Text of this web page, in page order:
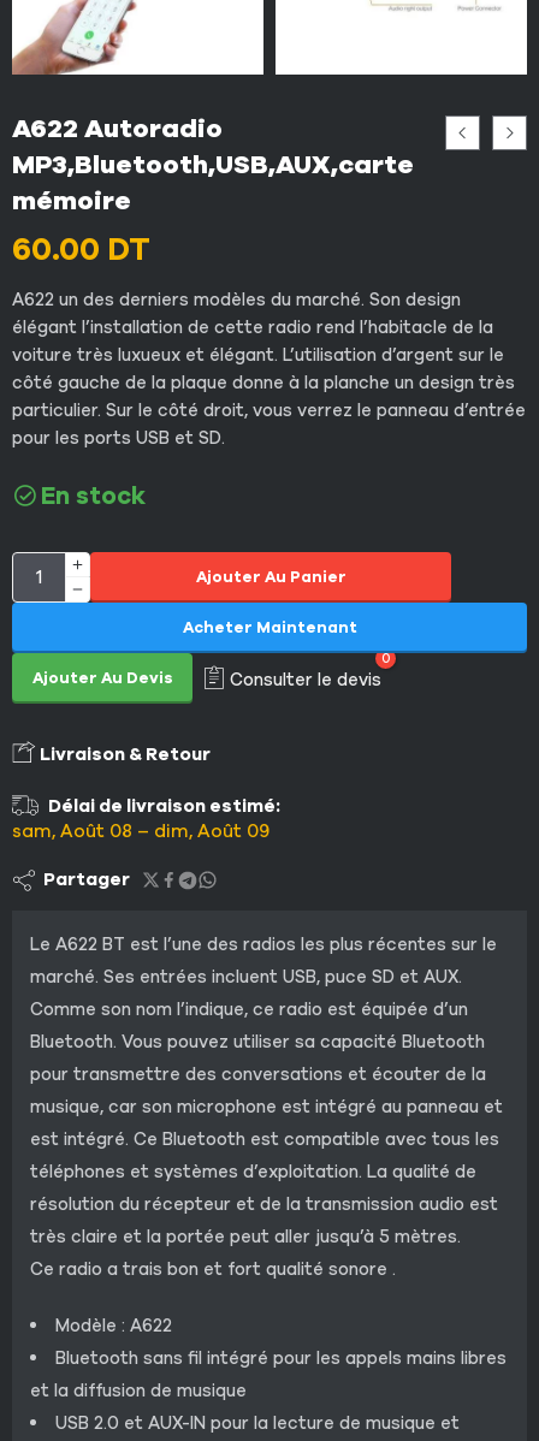
A622 Autoradio
MP3,Bluetooth,USB,AUX,carte
mémoire
60.00 DT
A622 un des derniers modèles du marché. Son design
élégant l’installation de cette radio rend l’habitacle de la
voiture très luxueux et élégant. L’utilisation d’argent sur le
côté gauche de la plaque donne à la planche un design très
particulier. Sur le côté droit, vous verrez le panneau d’entrée
pour les ports USB et SD.
En stock
Ajouter Au Panier
Ajouter Au Devis Consulter le devis
0
Acheter Maintenant
Livraison & Retour
Délai de livraison estimé:
sam, Août 08 – dim, Août 09
Partager
Le A622 BT est l’une des radios les plus récentes sur le
marché. Ses entrées incluent USB, puce SD et AUX.
Comme son nom l’indique, ce radio est équipée d’un
Bluetooth. Vous pouvez utiliser sa capacité Bluetooth
pour transmettre des conversations et écouter de la
musique, car son microphone est intégré au panneau et
est intégré. Ce Bluetooth est compatible avec tous les
téléphones et systèmes d’exploitation. La qualité de
résolution du récepteur et de la transmission audio est
très claire et la portée peut aller jusqu’à 5 mètres.
Ce radio a trais bon et fort qualité sonore .
Modèle : A622
Bluetooth sans fil intégré pour les appels mains libres
et la diffusion de musique
USB 2.0 et AUX-IN pour la lecture de musique et